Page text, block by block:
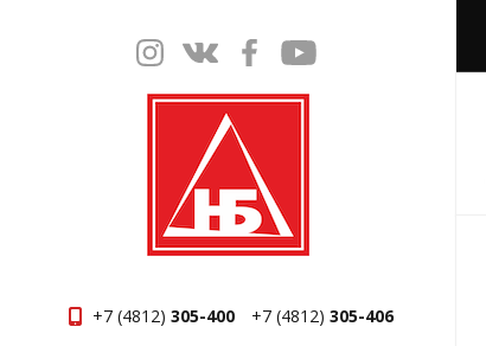
+7 (4812) 305-400 +7 (4812) 305-406